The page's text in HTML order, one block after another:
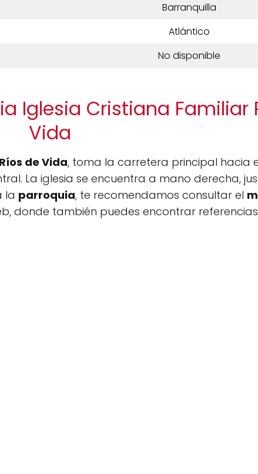
Barranquilla
Atlántico
No disponible
Iglesia Cristiana Familiar
Vida
de Vida, toma la carretera principal hacia
La iglesia se encuentra a mano derecha,
la parroquia, te recomendamos consultar el
donde también puedes encontrar